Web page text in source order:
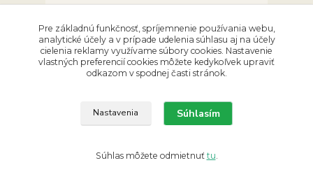
7,90 €
Pridať do košíka
Pre základnú funkčnosť, spríjemnenie používania webu,
analytické účely a v prípade udelenia súhlasu aj na účely
cielenia reklamy využívame súbory cookies. Nastavenie
vlastných preferencií cookies môžete kedykoľvek upraviť
odkazom v spodnej časti stránok.
Nastavenia Súhlasím
Súhlas môžete odmietnuť tu.